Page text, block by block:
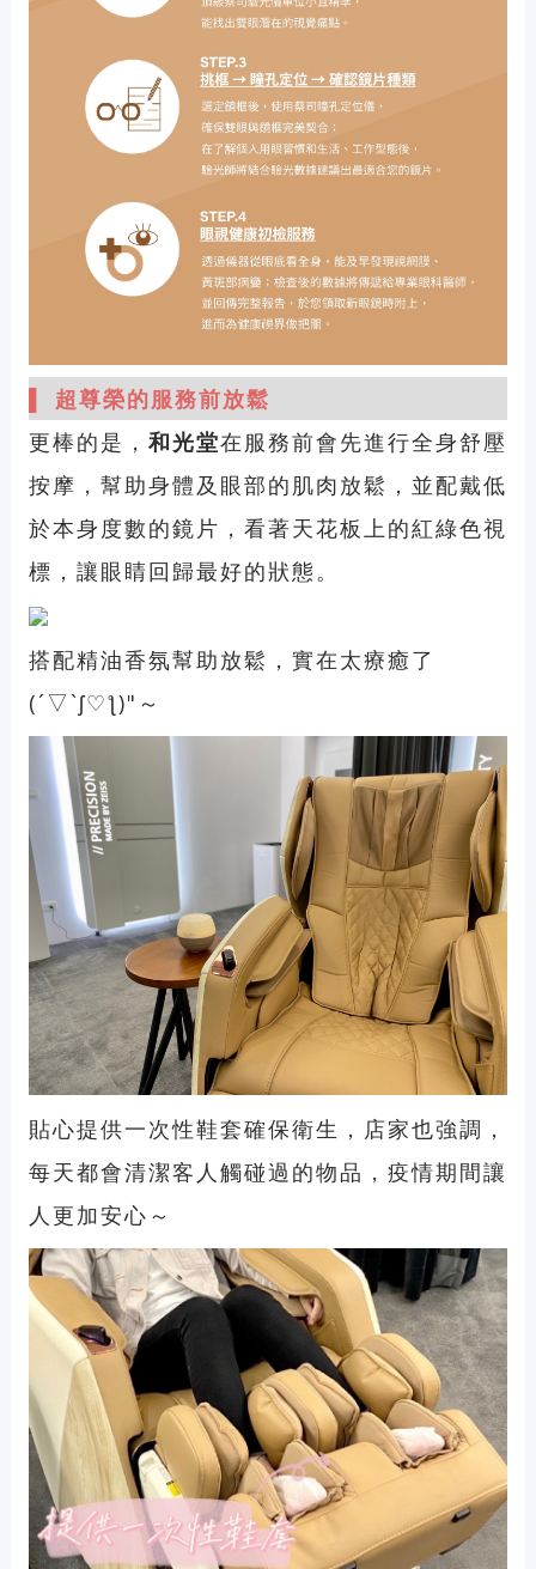
▌ 超尊榮的服務前放鬆
更棒的是， 和光堂在服務前會先進行全身舒壓
按摩，幫助身體及眼部的肌肉放鬆，並配戴低
於本身度數的鏡片，看著天花板上的紅綠色視
標，讓眼睛回歸最好的狀態。
搭配精油香氛幫助放鬆，實在太療癒了
(´▽`ʃ♡ƪ)"～
貼心提供一次性鞋套確保衛生，店家也強調，
每天都會清潔客人觸碰過的物品，疫情期間讓
人更加安心～